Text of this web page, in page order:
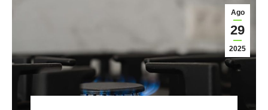
Ago
29
2025